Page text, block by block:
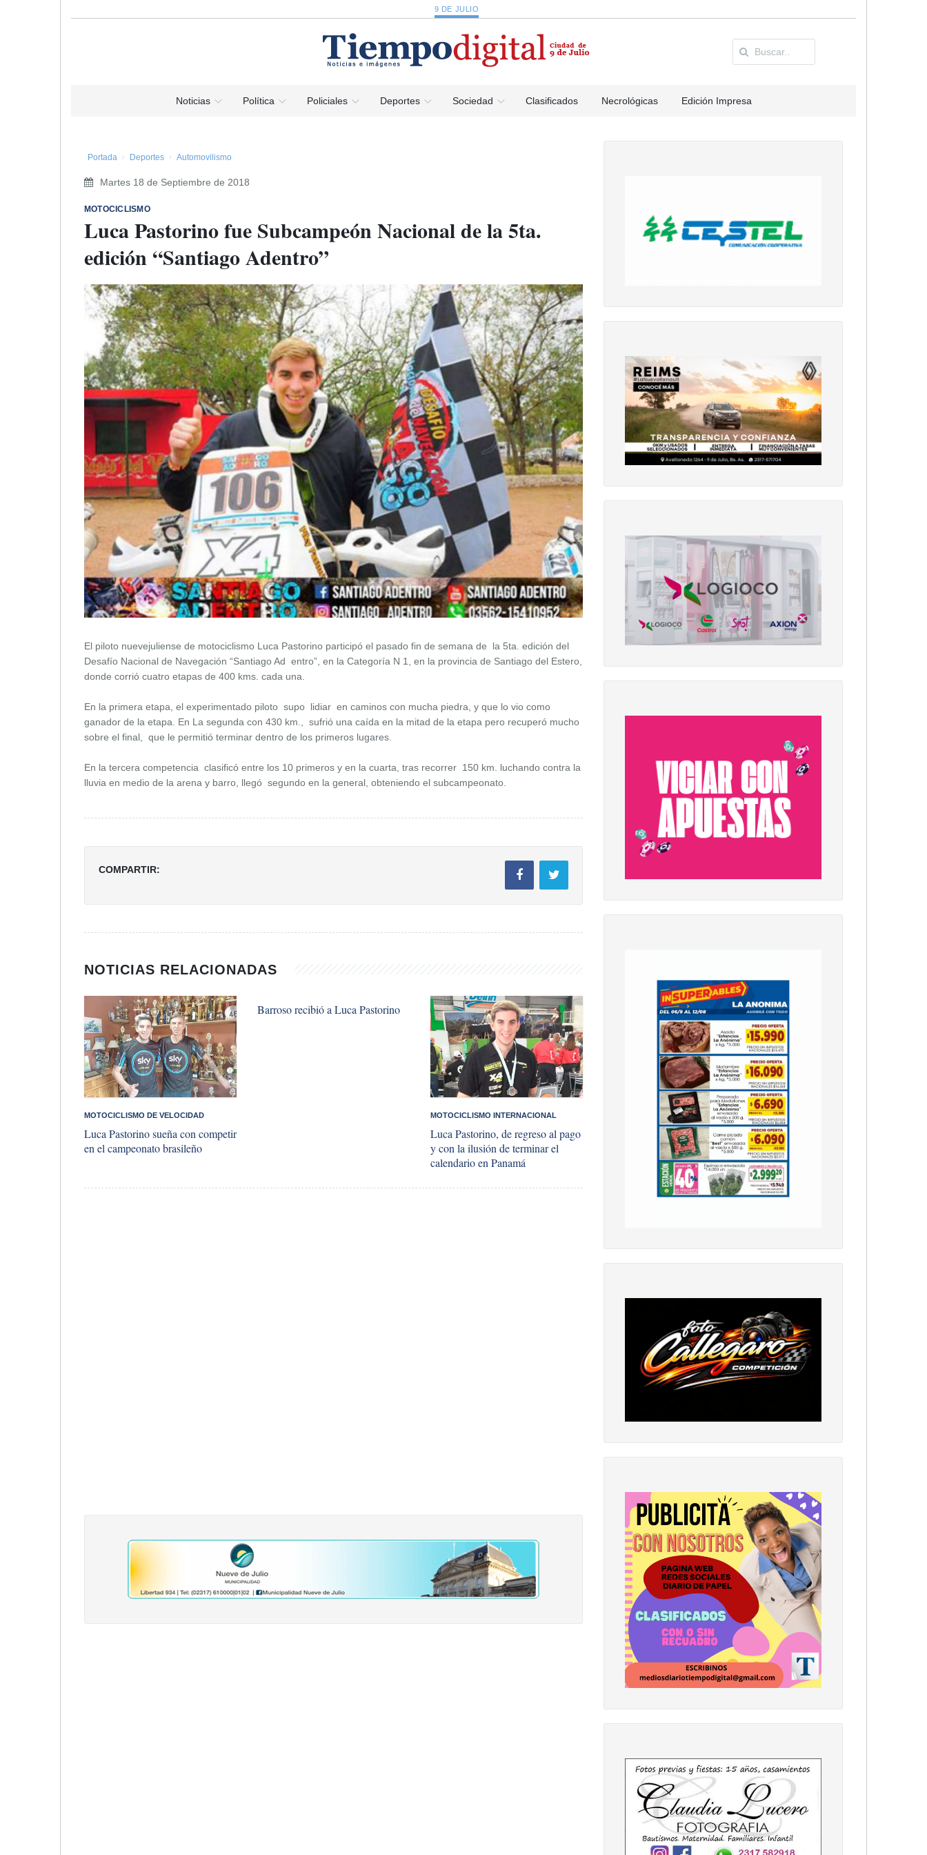
9 DE JULIO
Noticias Política Policiales Deportes Sociedad Clasificados Necrológicas Edición Impresa
Portada Deportes Automovilismo
Martes 18 de Septiembre de 2018
MOTOCICLISMO
Luca Pastorino fue Subcampeón Nacional de la 5ta.
edición “Santiago Adentro”
El piloto nuevejuliense de motociclismo Luca Pastorino participó el pasado fin de semana de la 5ta. edición del
Desafío Nacional de Navegación “Santiago Ad entro”, en la Categoría N 1, en la provincia de Santiago del Estero,
donde corrió cuatro etapas de 400 kms. cada una.
En la primera etapa, el experimentado piloto supo lidiar en caminos con mucha piedra, y que lo vio como
ganador de la etapa. En La segunda con 430 km., sufrió una caída en la mitad de la etapa pero recuperó mucho
sobre el final, que le permitió terminar dentro de los primeros lugares.
En la tercera competencia clasificó entre los 10 primeros y en la cuarta, tras recorrer 150 km. luchando contra la
lluvia en medio de la arena y barro, llegó segundo en la general, obteniendo el subcampeonato.
COMPARTIR:
NOTICIAS RELACIONADAS
MOTOCICLISMO DE VELOCIDAD
Luca Pastorino sueña con competir
en el campeonato brasileño
Barroso recibió a Luca Pastorino
MOTOCICLISMO INTERNACIONAL
Luca Pastorino, de regreso al pago
y con la ilusión de terminar el
calendario en Panamá